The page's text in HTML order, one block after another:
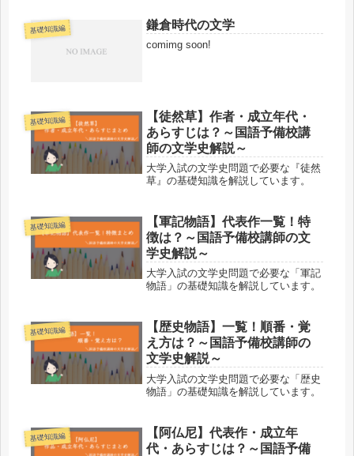
基礎知識編 鎌倉時代の文学
comimg soon!
基礎知識編
【徒然草】作者・成立年代・
あらすじは？～国語予備校講
師の文学史解説～
大学入試の文学史問題で必要な『徒然
草』の基礎知識を解説しています。
基礎知識編
【軍記物語】代表作一覧！特
徴は？～国語予備校講師の文
学史解説～
大学入試の文学史問題で必要な「軍記
物語」の基礎知識を解説しています。
基礎知識編
【歴史物語】一覧！順番・覚
え方は？～国語予備校講師の
文学史解説～
大学入試の文学史問題で必要な「歴史
物語」の基礎知識を解説しています。
基礎知識編
【阿仏尼】代表作・成立年
代・あらすじは？～国語予備